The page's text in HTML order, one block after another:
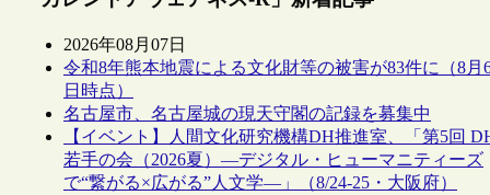
2026年08月07日
令和8年熊本地震による文化財等の被害が83件に（8月
日時点）
名古屋市、名古屋城の現天守閣の記録を募集中
【イベント】人間文化研究機構DH推進室、「第5回
若手の会（2026夏）―デジタル・ヒューマニティーズ
で“繋がる×広がる”人文学―」（8/24-25・大阪府）